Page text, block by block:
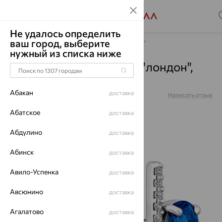
Главная Каталог Серьги Топаз "Лондон"
Серьги, серебро, топаз "лондон",
206759-105-0019
Артикул: Написать отзыв
Не удалось определить
ваш город, выберите
нужный из списка ниже
Абакан доставка
Абатское доставка
Абдулино доставка
Абинск доставка
Авило-Успенка доставка
Авсюнино доставка
Агалатово доставка